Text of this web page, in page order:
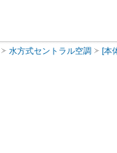
水方式セントラル空調 [本